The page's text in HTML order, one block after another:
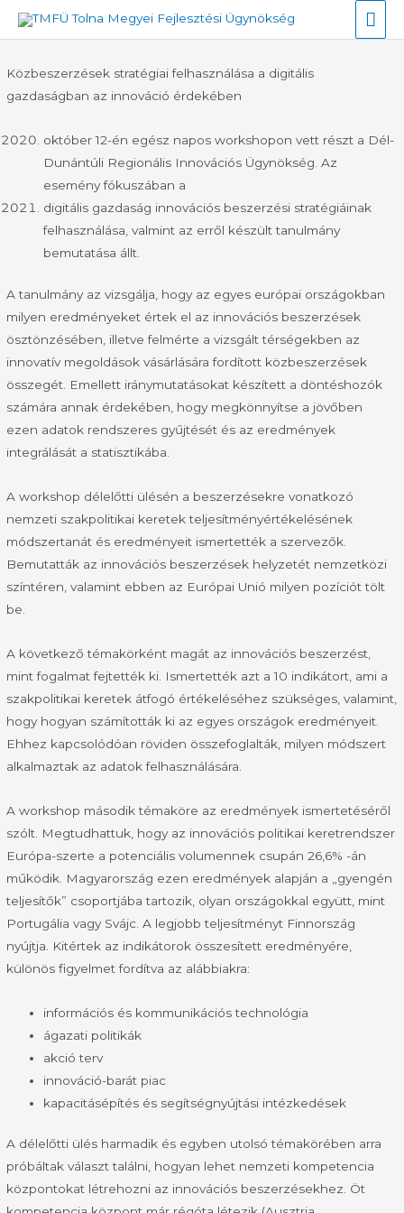
Skip
Közbeszerzések stratégiai felhasználása a digitális
gazdaságban az innováció érdekében
október 12-én egész napos workshopon vett részt a Dél-
Dunántúli Regionális Innovációs Ügynökség. Az
esemény fókuszában a
digitális gazdaság innovációs beszerzési stratégiáinak
felhasználása, valmint az erről készült tanulmány
bemutatása állt.
A tanulmány az vizsgálja, hogy az egyes európai országokban
milyen eredményeket értek el az innovációs beszerzések
ösztönzésében, illetve felmérte a vizsgált térségekben az
innovatív megoldások vásárlására fordított közbeszerzések
összegét. Emellett iránymutatásokat készített a döntéshozók
számára annak érdekében, hogy megkönnyítse a jövőben
ezen adatok rendszeres gyűjtését és az eredmények
integrálását a statisztikába.
A workshop délelőtti ülésén a beszerzésekre vonatkozó
nemzeti szakpolitikai keretek teljesítményértékelésének
módszertanát és eredményeit ismertették a szervezők.
Bemutatták az innovációs beszerzések helyzetét nemzetközi
színtéren, valamint ebben az Európai Unió milyen pozíciót tölt
be.
A következő témakörként magát az innovációs beszerzést,
mint fogalmat fejtették ki. Ismertették azt a 10 indikátort, ami a
szakpolitikai keretek átfogó értékeléséhez szükséges, valamint,
hogy hogyan számították ki az egyes országok eredményeit.
Ehhez kapcsolódóan röviden összefoglalták, milyen módszert
alkalmaztak az adatok felhasználására.
A workshop második témaköre az eredmények ismertetéséről
szólt. Megtudhattuk, hogy az innovációs politikai keretrendszer
Európa-szerte a potenciális volumennek csupán 26,6% -án
működik. Magyarország ezen eredmények alapján a „gyengén
teljesítők” csoportjába tartozik, olyan országokkal együtt, mint
Portugália vagy Svájc. A legjobb teljesítményt Finnország
nyújtja. Kitértek az indikátorok összesített eredményére,
különös figyelmet fordítva az alábbiakra:
információs és kommunikációs technológia
ágazati politikák
akció terv
innováció-barát piac
kapacitásépítés és segítségnyújtási intézkedések
A délelőtti ülés harmadik és egyben utolsó témakörében arra
próbáltak választ találni, hogyan lehet nemzeti kompetencia
központokat létrehozni az innovációs beszerzésekhez. Öt